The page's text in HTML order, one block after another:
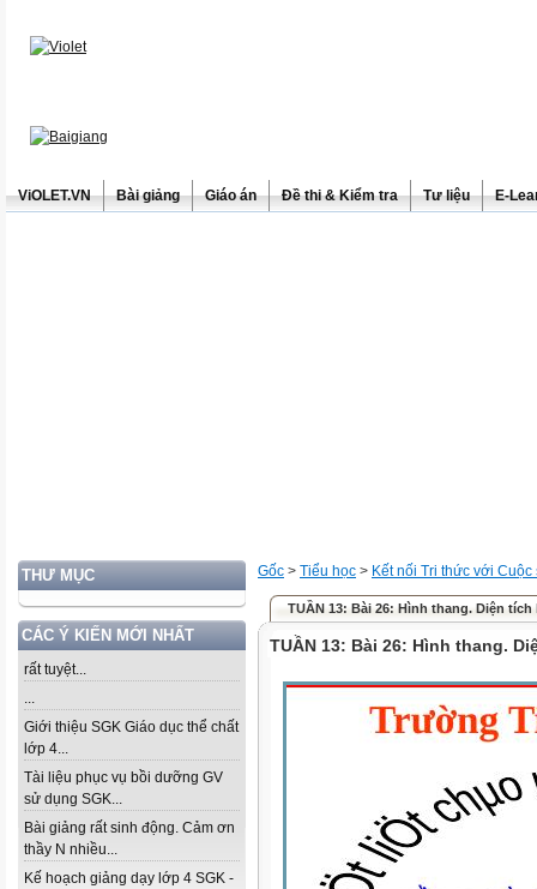
ViOLET.VN Bài giảng Giáo án Đề thi & Kiểm tra Tư liệu E-
THƯ MỤC
CÁC Ý KIẾN MỚI NHẤT
rất tuyệt...
...
Giới thiệu SGK Giáo dục thể chất
lớp 4...
Tài liệu phục vụ bồi dưỡng GV
sử dụng SGK...
Bài giảng rất sinh động. Cảm ơn
thầy N nhiều...
Kế hoạch giảng dạy lớp 4 SGK -
Gốc > Tiểu học > Kết nối Tri thức với Cuộc
TUẦN 13: Bài 26: Hình thang. Diện
TUẦN 13: Bài 26: Hình thang.